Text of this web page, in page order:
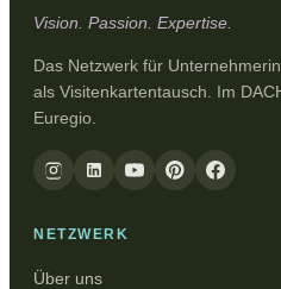
Vision. Passion. Expertise.
Das Netzwerk für
als Visitenkartentausch. Im
Euregio.
NETZWERK
Über uns